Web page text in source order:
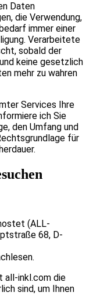
Daten
die Verwendung,
immer einer
Verarbeitete
sobald der
keine gesetzlich
mehr zu wahren
Services Ihre
ich Sie
den Umfang und
für
(ALL-
68, D-
all-inkl.com die
sind, um Ihnen